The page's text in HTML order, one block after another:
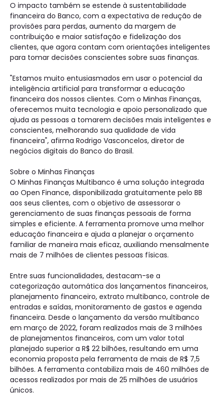
O impacto também se estende à sustentabilidade
financeira do Banco, com a expectativa de redução de
provisões para perdas, aumento da margem de
contribuição e maior satisfação e fidelização dos
clientes, que agora contam com orientações inteligentes
para tomar decisões conscientes sobre suas finanças.
"Estamos muito entusiasmados em usar o potencial da
inteligência artificial para transformar a educação
financeira dos nossos clientes. Com o Minhas Finanças,
oferecemos muita tecnologia e apoio personalizado que
ajuda as pessoas a tomarem decisões mais inteligentes e
conscientes, melhorando sua qualidade de vida
financeira", afirma Rodrigo Vasconcelos, diretor de
negócios digitais do Banco do Brasil.
Sobre o Minhas Finanças
O Minhas Finanças Multibanco é uma solução integrada
ao Open Finance, disponibilizada gratuitamente pelo BB
aos seus clientes, com o objetivo de assessorar o
gerenciamento de suas finanças pessoais de forma
simples e eficiente. A ferramenta promove uma melhor
educação financeira e ajuda a planejar o orçamento
familiar de maneira mais eficaz, auxiliando mensalmente
mais de 7 milhões de clientes pessoas físicas.
Entre suas funcionalidades, destacam-se a
categorização automática dos lançamentos financeiros,
planejamento financeiro, extrato multibanco, controle de
entradas e saídas, monitoramento de gastos e agenda
financeira. Desde o lançamento da versão multibanco
em março de 2022, foram realizados mais de 3 milhões
de planejamentos financeiros, com um valor total
planejado superior a R$ 22 bilhões, resultando em uma
economia proposta pela ferramenta de mais de R$ 7,5
bilhões. A ferramenta contabiliza mais de 460 milhões de
acessos realizados por mais de 25 milhões de usuários
únicos.